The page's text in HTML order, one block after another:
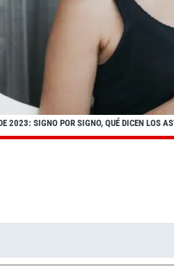
2023: SIGNO POR SIGNO, QUÉ DICEN LOS